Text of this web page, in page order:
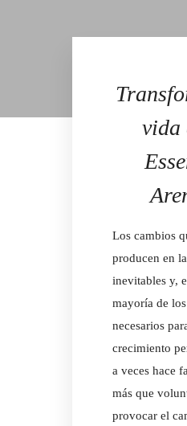
vida
Los cambios
producen en
inevitables y,
mayoría de
necesarios
crecimiento
a veces hace
más que
provocar el